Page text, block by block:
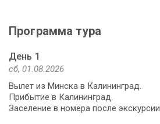
Программа тура
День 1
сб, 01.08.2026
Вылет из Минска в Калининград.
Прибытие в Калининград.
Заселение в номера после экскурсии.